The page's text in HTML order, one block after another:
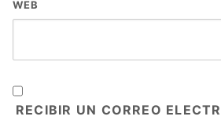
WEB
RECIBIR UN CORREO